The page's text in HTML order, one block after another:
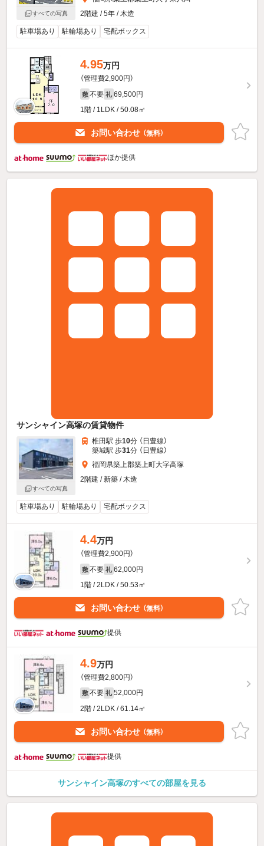
すべての写真
2階建 / 5年 / 木造
駐車場あり 駐輪場あり 宅配ボックス
4.95万円
（管理費2,900円）
敷 不要 礼 69,500円
1階 / 1LDK / 50.08㎡
お問い合わせ （無料）
ほか提供
サンシャイン高塚の賃貸物件
すべての写真
椎田駅 歩10分 （日豊線）
築城駅 歩31分 （日豊線）
福岡県築上郡築上町大字高塚
2階建 / 新築 / 木造
駐車場あり 駐輪場あり 宅配ボックス
4.4万円
（管理費2,900円）
敷 不要 礼 62,000円
1階 / 2LDK / 50.53㎡
お問い合わせ （無料）
提供
4.9万円
（管理費2,800円）
敷 不要 礼 52,000円
2階 / 2LDK / 61.14㎡
お問い合わせ （無料）
提供
サンシャイン高塚のすべての部屋を見る